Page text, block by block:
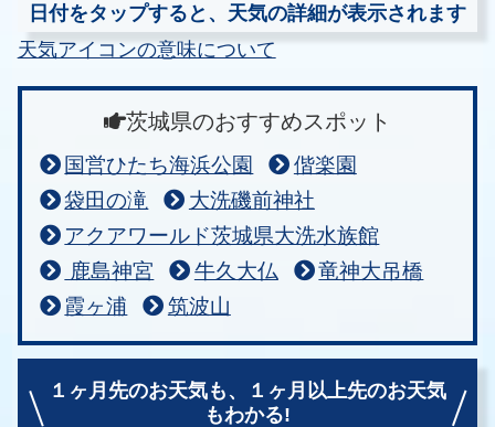
日付をタップすると、天気の詳細が表示されます
天気アイコンの意味について
茨城県のおすすめスポット
国営ひたち海浜公園
偕楽園
袋田の滝
大洗磯前神社
アクアワールド茨城県大洗水族館
鹿島神宮
牛久大仏
竜神大吊橋
霞ヶ浦
筑波山
１ヶ月先のお天気も、
１ヶ月以上先のお天気
もわかる!